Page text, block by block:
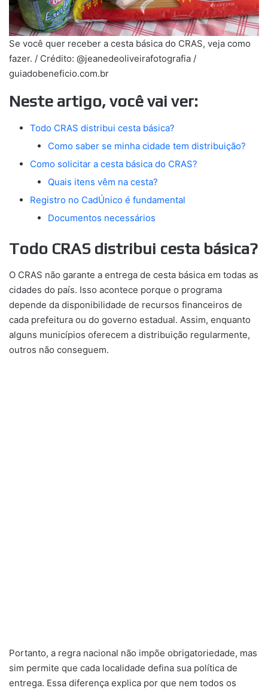
Se você quer receber a cesta básica do CRAS, veja como
fazer. / Crédito: @jeanedeoliveirafotografia /
guiadobeneficio.com.br
Neste artigo, você vai ver:
Todo CRAS distribui cesta básica?
Como saber se minha cidade tem distribuição?
Como solicitar a cesta básica do CRAS?
Quais itens vêm na cesta?
Registro no CadÚnico é fundamental
Documentos necessários
Todo CRAS distribui cesta básica?
O CRAS não garante a entrega de cesta básica em todas as
cidades do país. Isso acontece porque o programa
depende da disponibilidade de recursos financeiros de
cada prefeitura ou do governo estadual. Assim, enquanto
alguns municípios oferecem a distribuição regularmente,
outros não conseguem.
Portanto, a regra nacional não impõe obrigatoriedade, mas
sim permite que cada localidade defina sua política de
entrega. Essa diferença explica por que nem todos os